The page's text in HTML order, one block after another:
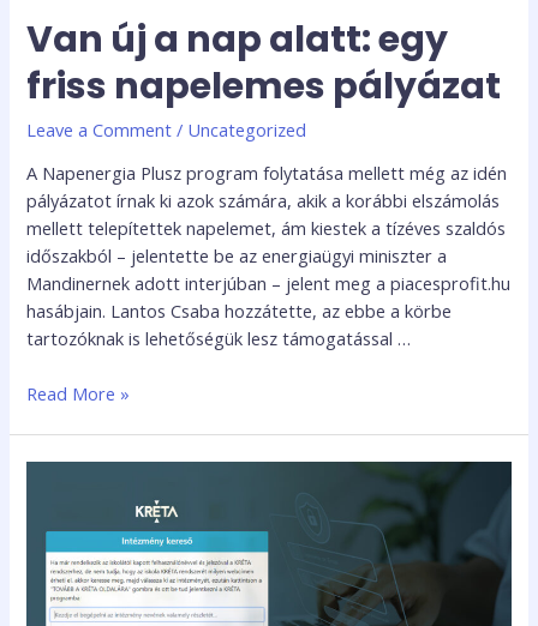
Van új a nap alatt: egy
friss napelemes pályázat
Leave a Comment / Uncategorized
A Napenergia Plusz program folytatása mellett még az idén
pályázatot írnak ki azok számára, akik a korábbi elszámolás
mellett telepítettek napelemet, ám kiestek a tízéves szaldós
időszakból – jelentette be az energiaügyi miniszter a
Mandinernek adott interjúban – jelent meg a piacesprofit.hu
hasábjain. Lantos Csaba hozzátette, az ebbe a körbe
tartozóknak is lehetőségük lesz támogatással …
Read More »
jelszavait
lophatták
jelszóváltoztatásra